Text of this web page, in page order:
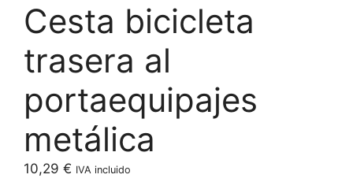
Cesta bicicleta
trasera al
portaequipajes
metálica
10,29 € IVA incluido